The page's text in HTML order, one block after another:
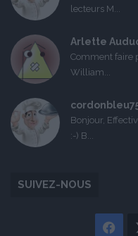
lecteurs M...
Arlette
Comment faire
William...
Bonjour,
:-) B...
SUIVEZ-NOUS